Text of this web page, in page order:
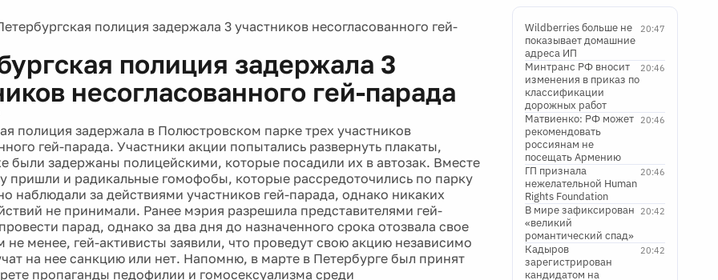
полиция задержала 3 участников несогласованного гей-
полиция задержала 3
несогласованного гей-парада
полиция задержала в Полюстровском парке трех участников
гей-парада. Участники акции попытались развернуть плакаты,
были задержаны полицейскими, которые посадили их в автозак. Вместе
пришли и радикальные гомофобы, которые рассредоточились по парку
наблюдали за действиями участников гей-парада, однако никаких
не принимали. Ранее мэрия разрешила представителями гей-
парад, однако за два дня до назначенного срока отозвала свое
не менее, гей-активисты заявили, что проведут свою акцию независимо
на нее санкцию или нет. Напомню, в марте в Петербурге был принят
пропаганды педофилии и гомосексуализма среди
20:47
Wildberries больше не
показывает домашние
адреса ИП
20:46
Минтранс РФ вносит
изменения в приказ по
классификации
дорожных работ
20:46
Матвиенко: РФ может
рекомендовать
россиянам не
посещать Армению
20:46
ГП признала
нежелательной Human
Rights Foundation
20:42
В мире зафиксирован
«великий
романтический спад»
20:42
Кадыров
зарегистрирован
кандидатом на